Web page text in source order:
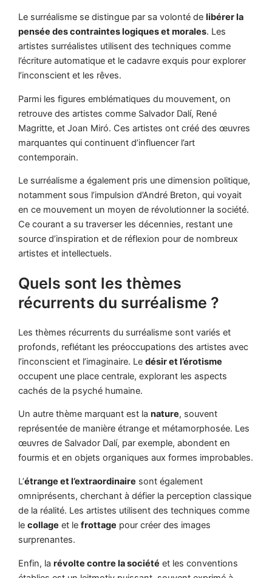
Le surréalisme se distingue par sa volonté delibérer la
pensée des contraintes logiques et morales. Les
artistes surréalistes utilisent des techniques comme
l’écriture automatique et le cadavre exquis pour explorer
l’inconscient et les rêves.
Parmi les figures emblématiques du mouvement, on
retrouve des artistes comme Salvador Dalí, René
Magritte, et Joan Miró. Ces artistes ont créé des œuvres
marquantes qui continuent d’influencer l’art
contemporain.
Le surréalisme a également pris une dimension politique,
notamment sous l’impulsion d’André Breton, qui voyait
en ce mouvement un moyen de révolutionner la société.
Ce courant a su traverser les décennies, restant une
source d’inspiration et de réflexion pour de nombreux
artistes et intellectuels.
Quels sont les thèmes
récurrents du surréalisme ?
Les thèmes récurrents du surréalisme sont variés et
profonds, reflétant les préoccupations des artistes avec
l’inconscient et l’imaginaire. Ledésir et l’érotisme
occupent une place centrale, explorant les aspects
cachés de la psyché humaine.
Un autre thème marquant est lanature, souvent
représentée de manière étrange et métamorphosée. Les
œuvres de Salvador Dalí, par exemple, abondent en
fourmis et en objets organiques aux formes improbables.
L’étrange et l’extraordinaire sont également
omniprésents, cherchant à défier la perception classique
de la réalité. Les artistes utilisent des techniques comme
lecollage et lefrottage pour créer des images
surprenantes.
Enfin, larévolte contre la société et les conventions